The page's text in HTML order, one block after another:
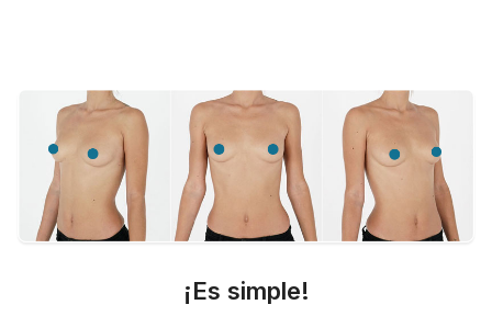
¡Es simple!